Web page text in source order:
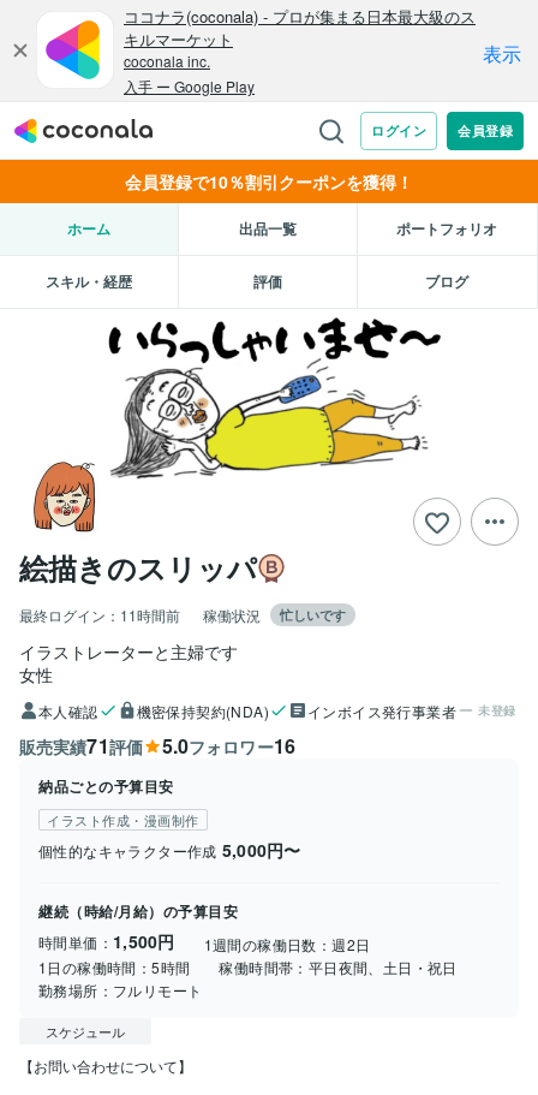
会員登録で10％割引クーポンを獲得！
ホーム 出品一覧 ポートフォリオ
スキル・経歴 評価 ブログ
絵描きのスリッパ
最終ログイン： 11時間前 稼働状況 忙しいです
イラストレーターと主婦です
女性
本人確認 機密保持契約(NDA) インボイス発行事業者 未登録
販売実績71評価 5.0フォロワー16
納品ごとの予算目安
イラスト作成・漫画制作
個性的なキャラクター作成 5,000円〜
継続（時給/月給）の予算目安
時間単価： 1,500円 1週間の稼働日数：週2日
1日の稼働時間：5時間 稼働時間帯： 平日夜間、土日・祝日
勤務場所： フルリモート
スケジュール
【お問い合わせについて】